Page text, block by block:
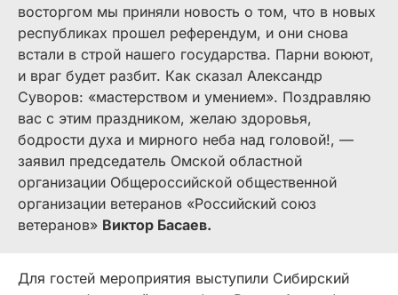
восторгом мы приняли новость о том, что в новых
республиках прошел референдум, и они снова
встали в строй нашего государства. Парни воюют,
и враг будет разбит. Как сказал Александр
Суворов: «мастерством и умением». Поздравляю
вас с этим праздником, желаю здоровья,
бодрости духа и мирного неба над головой!, —
заявил председатель Омской областной
организации Общероссийской общественной
организации ветеранов «Российский союз
ветеранов» Виктор Басаев.
Для гостей мероприятия выступили Сибирский